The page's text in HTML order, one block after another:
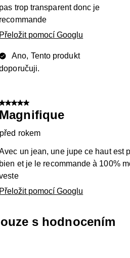
pas trop transparent donc je
recommande
Přeložit pomocí Googlu
Ano, Tento produkt
z 5 hvězdiček.
Magnifique
před rokem
un jean, une jupe ce haut est
bien et je le recommande à 100%
Přeložit pomocí Googlu
s hodnocením